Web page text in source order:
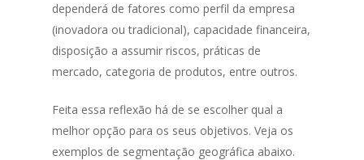
dependerá de fatores como perfil da empresa
(inovadora ou tradicional), capacidade financeira,
disposição a assumir riscos, práticas de
mercado, categoria de produtos, entre outros.
Feita essa reflexão há de se escolher qual a
melhor opção para os seus objetivos. Veja os
exemplos de segmentação geográfica abaixo.